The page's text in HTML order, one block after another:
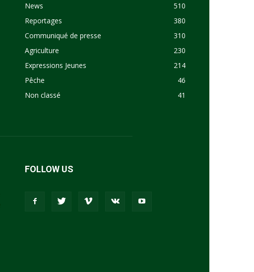
News
510
Reportages
380
Communiqué de presse
310
Agriculture
230
Expressions Jeunes
214
Pêche
46
Non classé
41
FOLLOW US